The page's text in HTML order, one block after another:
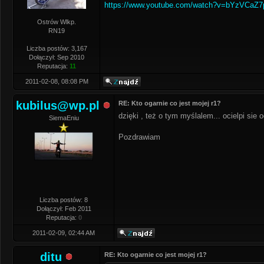
Ostrów Wlkp.
RN19
Liczba postów: 3,167
Dołączył: Sep 2010
Reputacja: 11
https://www.youtube.com/
2011-02-08, 08:08 PM
kubilus@wp.pl
SiemaEniu
Liczba postów: 8
Dołączył: Feb 2011
Reputacja: 0
RE: Kto ogarnie co jest mojej r1?
dzięki , też o tym myślalem... ocielpi sie
Pozdrawiam
2011-02-09, 02:44 AM
ditu RE: Kto ogarnie co jest mojej r1?